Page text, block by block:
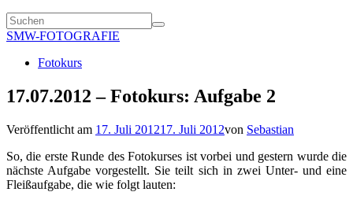
SMW-FOTOGRAFIE
Fotokurs
17.07.2012 – Fotokurs: Aufgabe 2
Veröffentlicht am 17. Juli 201217. Juli 2012von Sebastian
So, die erste Runde des Fotokurses ist vorbei und gestern wurde die
nächste Aufgabe vorgestellt. Sie teilt sich in zwei Unter- und eine
Fleißaufgabe, die wie folgt lauten: